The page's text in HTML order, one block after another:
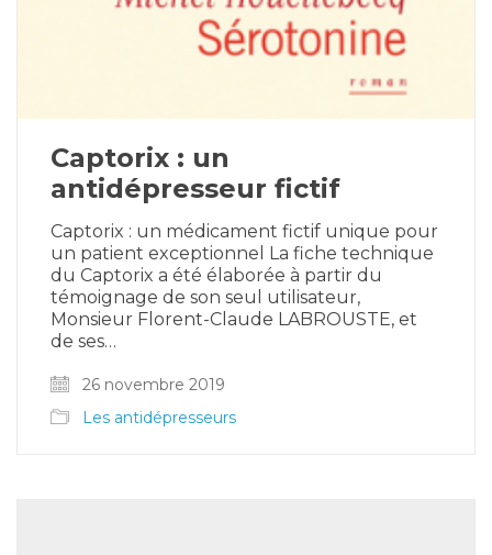
Captorix : un
antidépresseur fictif
Captorix : un médicament fictif unique pour
un patient exceptionnel La fiche technique
du Captorix a été élaborée à partir du
témoignage de son seul utilisateur,
Monsieur Florent-Claude LABROUSTE, et
de ses…
26 novembre 2019
Les antidépresseurs